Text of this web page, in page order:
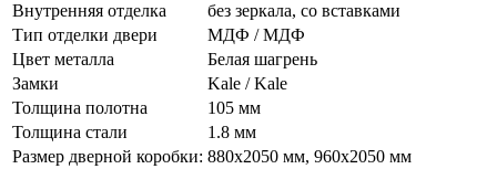
Внутренняя отделка
без зеркала, со вставками
Тип отделки двери
МДФ / МДФ
Цвет металла
Белая шагрень
Замки
Kale / Kale
Толщина полотна
105 мм
Толщина стали
1.8 мм
Размер дверной коробки: 880х2050 мм, 960х2050 мм